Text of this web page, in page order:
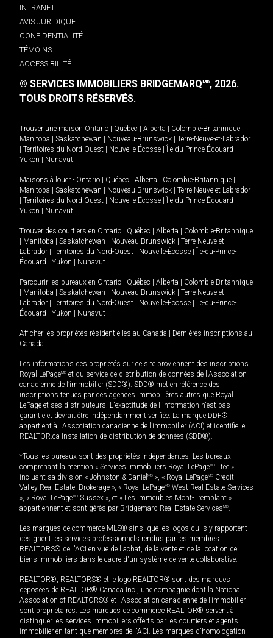
INTRANET
AVIS JURIDIQUE
CONFIDENTIALITÉ
TÉMOINS
ACCESSIBILITÉ
© SERVICES IMMOBILIERS BRIDGEMARQMD, 2026.
TOUS DROITS RÉSERVÉS.
Trouver une maison Ontario | Québec | Alberta | Colombie-Britannique |
Manitoba | Saskatchewan | Nouveau-Brunswick | Terre-Neuve-et-Labrador
| Territoires du Nord-Ouest | Nouvelle-Écosse | Île-du-Prince-Édouard |
Yukon | Nunavut
Maisons à louer - Ontario | Québec | Alberta | Colombie-Britannique |
Manitoba | Saskatchewan | Nouveau-Brunswick | Terre-Neuve-et-Labrador
| Territoires du Nord-Ouest | Nouvelle-Écosse | Île-du-Prince-Édouard |
Yukon | Nunavut
Trouver des courtiers en Ontario | Québec | Alberta | Colombie-Britannique
| Manitoba | Saskatchewan | Nouveau-Brunswick | Terre-Neuve-et-
Labrador | Territoires du Nord-Ouest | Nouvelle-Écosse | Île-du-Prince-
Édouard | Yukon | Nunavut
Parcourir les bureaux en Ontario | Québec | Alberta | Colombie-Britannique
| Manitoba | Saskatchewan | Nouveau-Brunswick | Terre-Neuve-et-
Labrador | Territoires du Nord-Ouest | Nouvelle-Écosse | Île-du-Prince-
Édouard | Yukon | Nunavut
Afficher les propriétés résidentielles au Canada | Dernières inscriptions au
Canada
Les informations des propriétés sur ce site proviennent des inscriptions
Royal LePageMD et du service de distribution de données de l'Association
canadienne de l’immobilier (SDD®). SDD® met en référence des
inscriptions tenues par des agences immobilières autres que Royal
LePage et ses distributeurs. L'exactitude de l'information n'est pas
garantie et devrait être indépendamment vérifiée. La marque DDF®
appartient à l'Association canadienne de l’immobilier (ACI) et identifie le
REALTOR.ca Installation de distribution de données (SDD®).
*Tous les bureaux sont des propriétés indépendantes. Les bureaux
comprenant la mention « Services immobiliers Royal LePageMD Ltée »,
incluant sa division « Johnston & Daniel MD », « Royal LePageMD Credit
Valley Real Estate, Brokerage », « Royal LePageMD West Real Estate Services
», « Royal LePageMD Sussex », et « Les immeubles Mont-Tremblant »
appartiennent et sont gérés par Bridgemarq Real Estate ServicesMD
Les marques de commerce MLS® ainsi que les logos qui s'y rapportent
désignent les services professionnels rendus par les membres
REALTORS® de l'ACI en vue de l'achat, de la vente et de la location de
biens immobiliers dans le cadre d'un système de vente collaborative.
REALTOR®, REALTORS® et le logo REALTOR® sont des marques
déposées de REALTOR® Canada Inc., une compagnie dont la National
Association of REALTORS® et l'Association canadienne de l’immobilier
sont propriétaires. Les marques de commerce REALTOR® servent à
distinguer les services immobiliers offerts par les courtiers et agents
immobilier en tant que membres de l'ACI. Les marques d'homologation